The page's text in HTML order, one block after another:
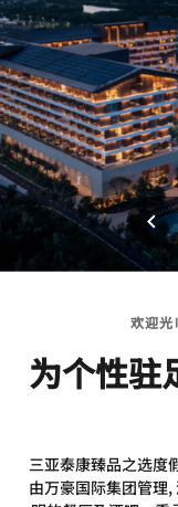
欢迎光
为个性驻
三亚泰康臻品之选度
由万豪国际集团管理